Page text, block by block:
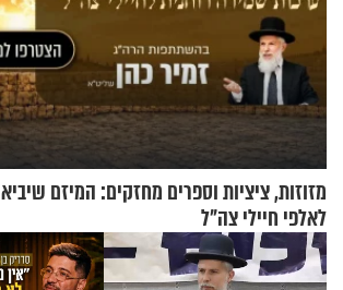
מזוזות, ציציות וספרים מחזקים: המיזם
לאלפי חיילי צה"ל